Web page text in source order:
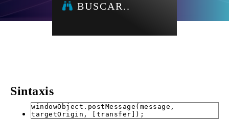
BUSCAR..
Sintaxis
windowObject.postMessage(message,
targetOrigin, [transfer]);